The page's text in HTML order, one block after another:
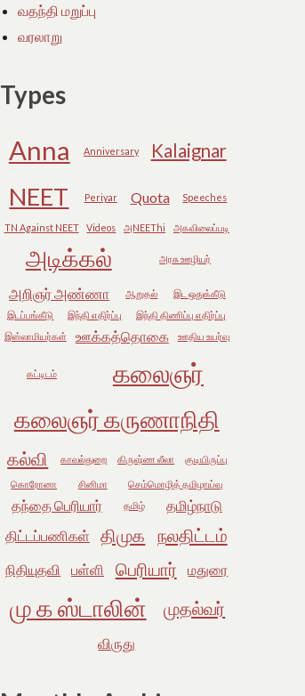
வதந்தி மறுப்பு
வரலாறு
Types
Anna Anniversary Kalaignar
NEET Periyar Quota Speeches
TN Against NEET Videos அNEEThi அகவிலைப்படி
அடிக்கல் அரசு ஊழியர்
அறிஞர் அண்ணா ஆறுதல்
இட ஒதுக்கீடு
இடப்பங்கீடு
இந்தி எதிர்ப்பு
இந்தி திணிப்பு எதிர்ப்பு
இஸ்லாமியர்கள்
ஊக்கத்தொகை ஊதிய உயர்வு
கட்டிடம் கலைஞர்
கலைஞர் கருணாநிதி
கல்வி காவல்துறை கிருஷ்ண லீலா குடியிருப்பு
கொரோனா சினிமா செம்மொழித் தமிழாய்வு
தந்தை பெரியார் தமிழ்
தமிழ்நாடு
திட்டப்பணிகள்
திமுக நலதிட்டம்
நிதியுதவி பள்ளி பெரியார் மதுரை
மு க ஸ்டாலின் முதல்வர்
விருது